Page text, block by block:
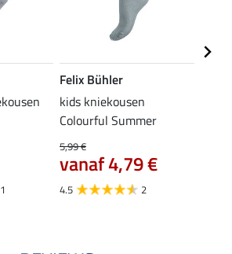
1
Felix Bühler
kids kniekousen
Colourful Summer
5,99 €
vanaf 4,79 €
4.5 2